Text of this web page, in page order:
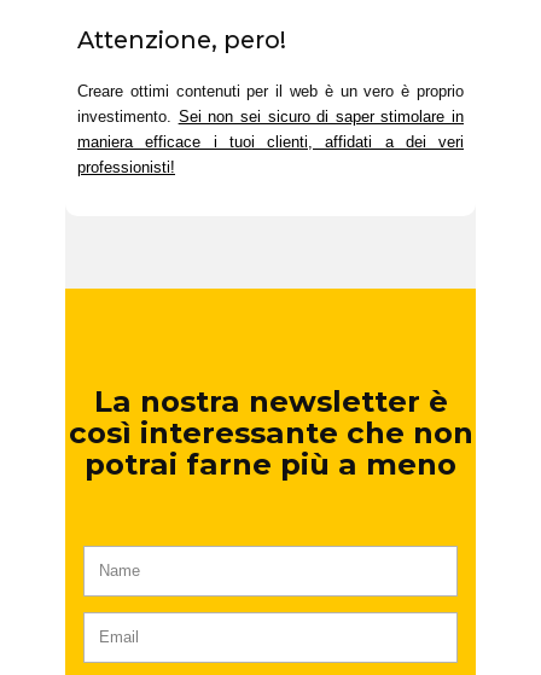
Attenzione, pero!
Creare ottimi contenuti per il web è un vero è proprio
investimento. Sei non sei sicuro di saper stimolare in
maniera efficace i tuoi clienti, affidati a dei veri
professionisti!
La nostra newsletter è
così interessante che non
potrai farne più a meno